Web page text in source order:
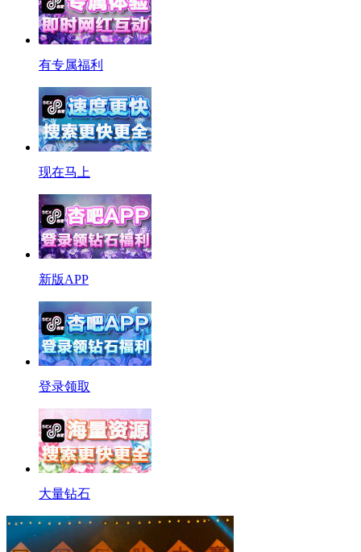
有专属福利
现在马上
新版APP
登录领取
大量钻石